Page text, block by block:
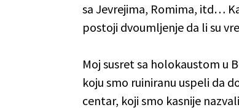
sa Jevrejima, Romima, itd…
postoji dvoumljenje da li su
Moj susret sa holokaustom u
koju smo ruiniranu uspeli da
centar, koji smo kasnije nazvali